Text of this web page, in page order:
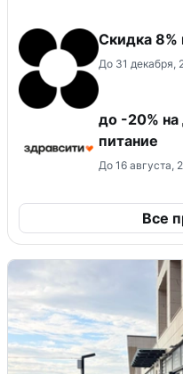
Скидка 8%
До 31 декабря,
до -20% на
питание
До 16 августа,
Все